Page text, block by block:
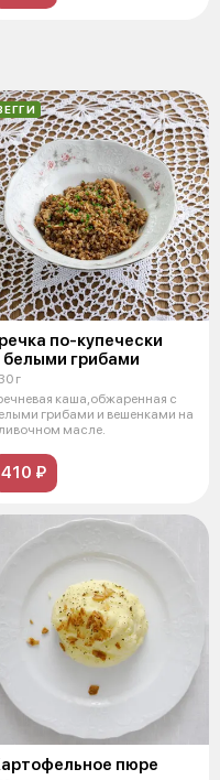
по-купечески
белыми грибами
г
каша,обжаренная с
грибами и вешенками на
масле.
410 ₽
пюре